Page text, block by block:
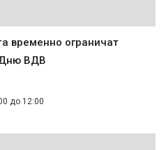
временно ограничат
Дню ВДВ
до 12:00